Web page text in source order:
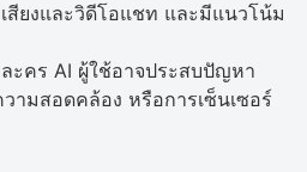
สียงและวิดีโอแชท และมีแนวโน้ม
คร AI ผู้ใช้อาจประสบปัญหา
ามสอดคล้อง หรือการเซ็นเซอร์